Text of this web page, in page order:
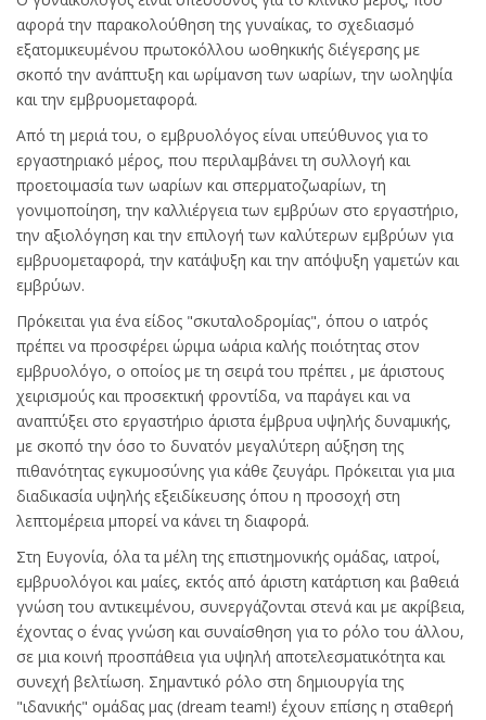
αφορά την παρακολούθηση της γυναίκας, το σχεδιασμό
εξατομικευμένου πρωτοκόλλου ωοθηκικής διέγερσης με
σκοπό την ανάπτυξη και ωρίμανση των ωαρίων, την ωοληψία
και την εμβρυομεταφορά.
Από τη μεριά του, ο εμβρυολόγος είναι υπεύθυνος για το
εργαστηριακό μέρος, που περιλαμβάνει τη συλλογή και
προετοιμασία των ωαρίων και σπερματοζωαρίων, τη
γονιμοποίηση, την καλλιέργεια των εμβρύων στο εργαστήριο,
την αξιολόγηση και την επιλογή των καλύτερων εμβρύων για
εμβρυομεταφορά, την κατάψυξη και την απόψυξη γαμετών και
εμβρύων.
Πρόκειται για ένα είδος "σκυταλοδρομίας", όπου ο ιατρός
πρέπει να προσφέρει ώριμα ωάρια καλής ποιότητας στον
εμβρυολόγο, ο οποίος με τη σειρά του πρέπει , με άριστους
χειρισμούς και προσεκτική φροντίδα, να παράγει και να
αναπτύξει στο εργαστήριο άριστα έμβρυα υψηλής δυναμικής,
με σκοπό την όσο το δυνατόν μεγαλύτερη αύξηση της
πιθανότητας εγκυμοσύνης για κάθε ζευγάρι. Πρόκειται για μια
διαδικασία υψηλής εξειδίκευσης όπου η προσοχή στη
λεπτομέρεια μπορεί να κάνει τη διαφορά.
Στη Ευγονία, όλα τα μέλη της επιστημονικής ομάδας, ιατροί,
εμβρυολόγοι και μαίες, εκτός από άριστη κατάρτιση και βαθειά
γνώση του αντικειμένου, συνεργάζονται στενά και με ακρίβεια,
έχοντας ο ένας γνώση και συναίσθηση για το ρόλο του άλλου,
σε μια κοινή προσπάθεια για υψηλή αποτελεσματικότητα και
συνεχή βελτίωση. Σημαντικό ρόλο στη δημιουργία της
"ιδανικής" ομάδας μας (dream team!) έχουν επίσης η σταθερή